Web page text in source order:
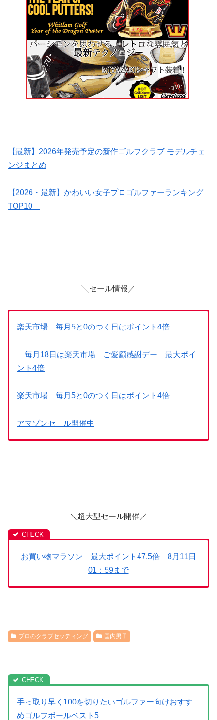
【最新】2026年発売予定の新作ゴルフクラブ モデルチェ
ンジまとめ
【2026・最新】かわいい女子プロゴルファーランキング
TOP10
╲セール情報／
楽天市場 毎月5と0のつく日はポイント4倍
毎月18日は楽天市場 ご愛顧感謝デー 最大ポイ
ント4倍
楽天市場 毎月5と0のつく日はポイント4倍
アマゾンセール開催中
＼超大型セール開催／
お買い物マラソン 最大ポイント47.5倍 8月11日
01：59まで
プロのクラブセッティング 国内男子
手っ取り早く100を切りたいゴルファー向けおすす
めゴルフボールベスト5